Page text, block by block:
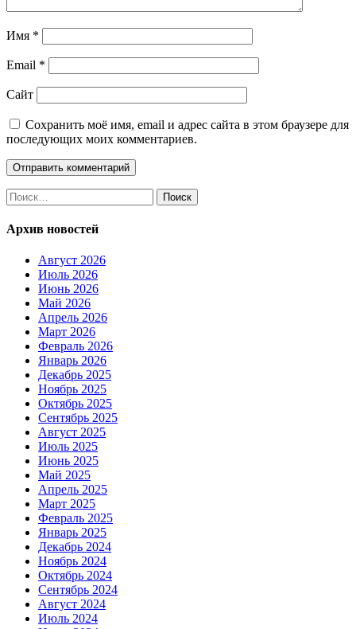
Имя *
Email *
Сайт
Сохранить моё имя, email и адрес сайта в этом браузере для
последующих моих комментариев.
Найти:
Архив новостей
Август 2026
Июль 2026
Июнь 2026
Май 2026
Апрель 2026
Март 2026
Февраль 2026
Январь 2026
Декабрь 2025
Ноябрь 2025
Октябрь 2025
Сентябрь 2025
Август 2025
Июль 2025
Июнь 2025
Май 2025
Апрель 2025
Март 2025
Февраль 2025
Январь 2025
Декабрь 2024
Ноябрь 2024
Октябрь 2024
Сентябрь 2024
Август 2024
Июль 2024